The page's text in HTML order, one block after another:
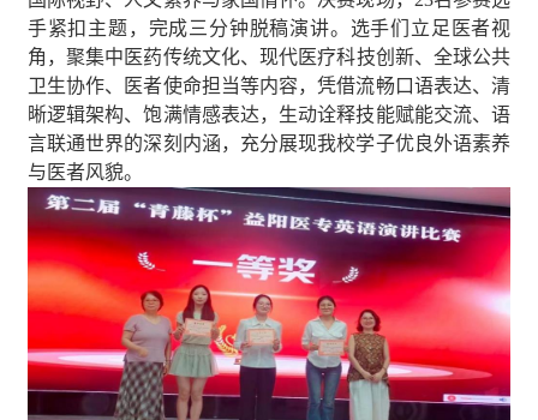
手紧扣主题，完成三分钟脱稿演讲。选手们立足医者视
角，聚集中医药传统文化、现代医疗科技创新、全球公共
卫生协作、医者使命担当等内容，凭借流畅口语表达、清
晰逻辑架构、饱满情感表达，生动诠释技能赋能交流、语
言联通世界的深刻内涵，充分展现我校学子优良外语素养
与医者风貌。